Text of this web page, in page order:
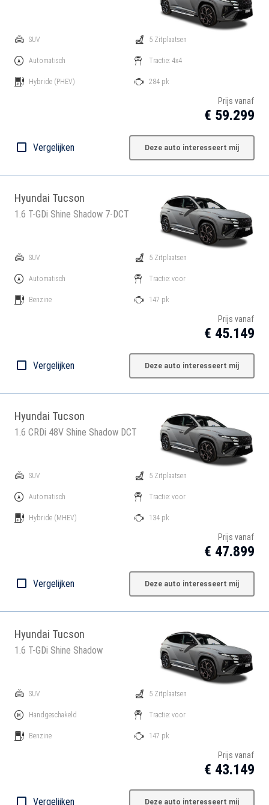
SUV
Automatisch
Hybride (PHEV)
5 Zitplaatsen
Tractie: 4x4
284 pk
Prijs vanaf
€ 59.299
Vergelijken Deze auto interesseert mij
Hyundai Tucson
1.6 T-GDi Shine Shadow 7-DCT
SUV
Automatisch
Benzine
5 Zitplaatsen
Tractie: voor
147 pk
Prijs vanaf
€ 45.149
Vergelijken Deze auto interesseert mij
Hyundai Tucson
1.6 CRDi 48V Shine Shadow DCT
SUV
Automatisch
Hybride (MHEV)
5 Zitplaatsen
Tractie: voor
134 pk
Prijs vanaf
€ 47.899
Vergelijken Deze auto interesseert mij
Hyundai Tucson
1.6 T-GDi Shine Shadow
SUV
Handgeschakeld
Benzine
5 Zitplaatsen
Tractie: voor
147 pk
Prijs vanaf
€ 43.149
Vergelijken Deze auto interesseert mij